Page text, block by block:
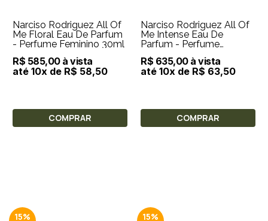
Narciso Rodriguez All Of
Me Floral Eau De Parfum
- Perfume Feminino 30ml
R$ 585,00 à vista
até 10x de R$ 58,50
COMPRAR
Narciso Rodriguez All Of
Me Intense Eau De
Parfum - Perfume
R$ 635,00 à vista
até 10x de R$ 63,50
COMPRAR
15% 15%